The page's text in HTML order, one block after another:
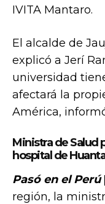
IVITA Mantaro.
El alcalde de
explicó a Jerí
universidad
afectará la
América,
Ministra de Salud
hospital de Huanta
Pasó en el Perú
región, la